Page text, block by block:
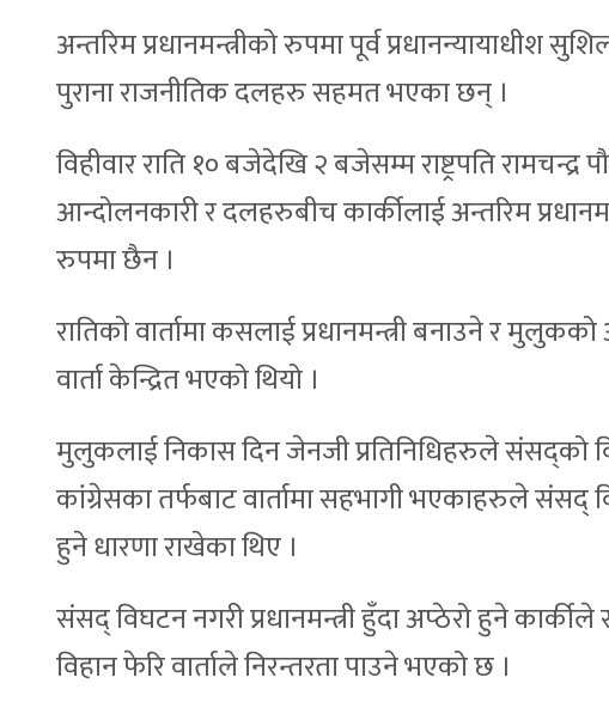
अन्तरिम प्रधानमन्त्रीको रुपमा पूर्व प्रधानन्यायाधीश
पुराना राजनीतिक दलहरु सहमत भएका छन् ।
विहीवार राति १० बजेदेखि २ बजेसम्म राष्ट्रपति रामचन्द्र
आन्दोलनकारी र दलहरुबीच कार्कीलाई अन्तरिम
रुपमा छैन ।
रातिको वार्तामा कसलाई प्रधानमन्त्री बनाउने र
वार्ता केन्द्रित भएको थियो ।
मुलुकलाई निकास दिन जेनजी प्रतिनिधिहरुले संसद्को
कांग्रेसका तर्फबाट वार्तामा सहभागी भएकाहरुले संसद्
हुने धारणा राखेका थिए ।
संसद् विघटन नगरी प्रधानमन्त्री हुँदा अप्ठेरो हुने
विहान फेरि वार्ताले निरन्तरता पाउने भएको छ ।